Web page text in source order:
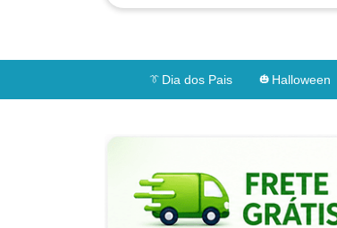
Dia dos Pais Halloween